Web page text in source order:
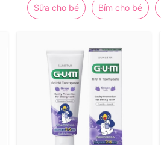
Sữa cho bé Bỉm cho bé